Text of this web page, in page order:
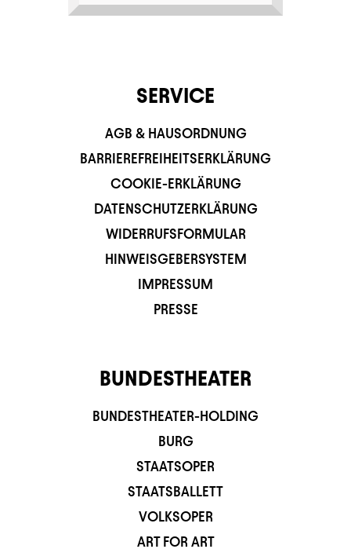
SERVICE
AGB & HAUSORDNUNG
BARRIEREFREIHEITSERKLÄRUNG
COOKIE-ERKLÄRUNG
DATENSCHUTZERKLÄRUNG
WIDERRUFSFORMULAR
HINWEISGEBERSYSTEM
IMPRESSUM
PRESSE
BUNDESTHEATER
BUNDESTHEATER-HOLDING
BURG
STAATSOPER
STAATSBALLETT
VOLKSOPER
ART FOR ART